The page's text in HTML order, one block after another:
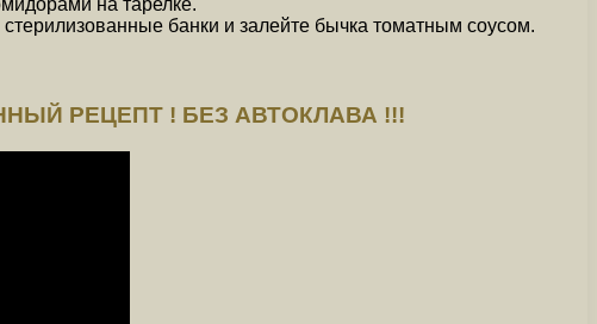
на тарелке.
банки и залейте бычка томатным соусом.
РЕЦЕПТ ! БЕЗ АВТОКЛАВА !!!